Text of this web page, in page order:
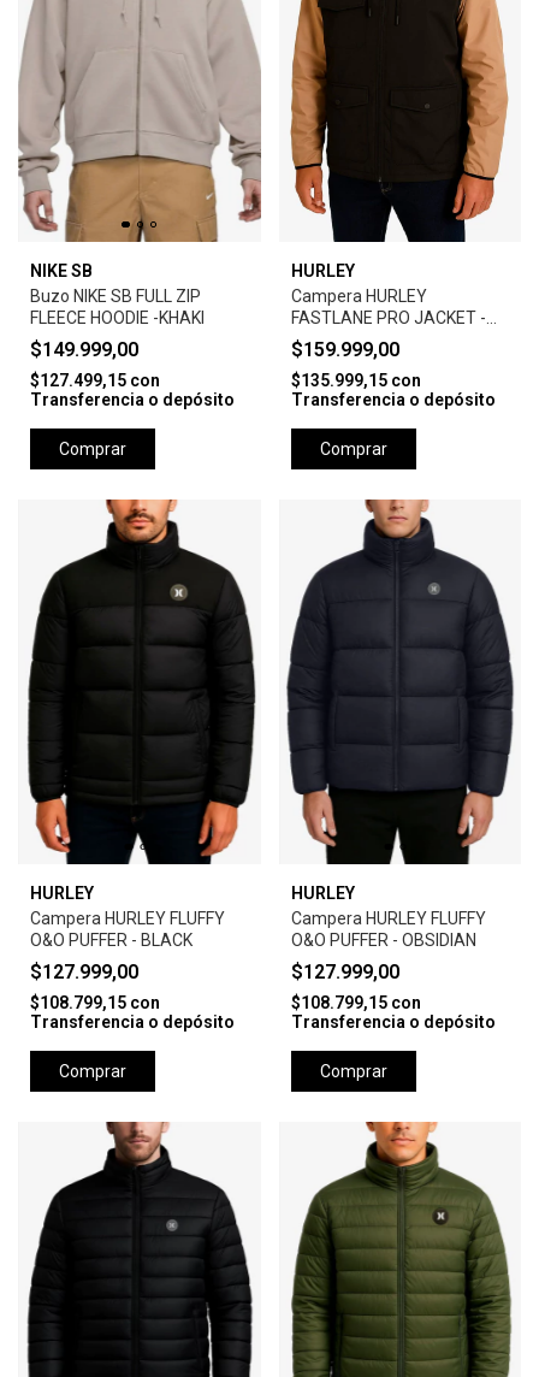
NIKE SB
Buzo NIKE SB FULL ZIP
FLEECE HOODIE -KHAKI
$149.999,00
$127.499,15 con
Transferencia o depósito
Comprar
HURLEY
Campera HURLEY
FASTLANE PRO JACKET -
CAMEL
$159.999,00
$135.999,15 con
Transferencia o depósito
Comprar
HURLEY
Campera HURLEY FLUFFY
O&O PUFFER - BLACK
$127.999,00
$108.799,15 con
Transferencia o depósito
Comprar
HURLEY
Campera HURLEY FLUFFY
O&O PUFFER - OBSIDIAN
$127.999,00
$108.799,15 con
Transferencia o depósito
Comprar